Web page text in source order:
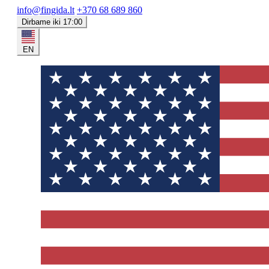
info@fingida.lt +370 68 689 860
Dirbame iki 17:00
EN